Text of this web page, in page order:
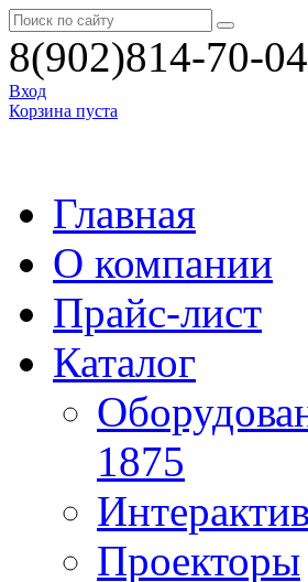
8(902)814-70-04
Вход
Корзина пуста
Главная
О компании
Прайс-лист
Каталог
1875
Проекторы